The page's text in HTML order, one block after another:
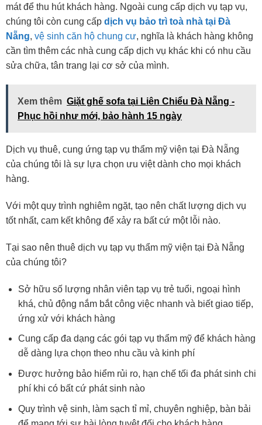
mát để thu hút khách hàng. Ngoài cung cấp dịch vụ tạp vụ,
chúng tôi còn cung cấp dịch vụ bảo trì toà nhà tại Đà
Nẵng, vệ sinh căn hộ chung cư, nghĩa là khách hàng không
cần tìm thêm các nhà cung cấp dịch vụ khác khi có nhu cầu
sửa chữa, tân trang lại cơ sở của mình.
Xem thêm Giặt ghế sofa tại Liên Chiểu Đà Nẵng -
Phục hồi như mới, bảo hành 15 ngày
Dịch vụ thuê, cung ứng tạp vụ thẩm mỹ viện tại Đà Nẵng
của chúng tôi là sự lựa chọn ưu việt dành cho mọi khách
hàng.
Với một quy trình nghiêm ngặt, tạo nên chất lượng dịch vụ
tốt nhất, cam kết không để xảy ra bất cứ một lỗi nào.
Tại sao nên thuê dịch vụ tạp vụ thẩm mỹ viện tại Đà Nẵng
của chúng tôi?
Sở hữu số lượng nhân viên tạp vụ trẻ tuổi, ngoại hình
khá, chủ động nắm bắt công việc nhanh và biết giao tiếp,
ứng xử với khách hàng
Cung cấp đa dạng các gói tạp vụ thẩm mỹ để khách hàng
dễ dàng lựa chọn theo nhu cầu và kinh phí
Được hưởng bảo hiểm rủi ro, hạn chế tối đa phát sinh chi
phí khi có bất cứ phát sinh nào
Quy trình vệ sinh, làm sạch tỉ mỉ, chuyên nghiệp, bàn bải